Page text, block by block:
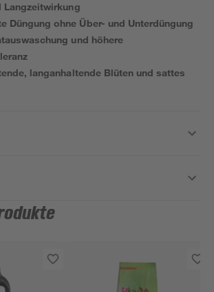
Düngung ohne Über- und Unterdüngung
und höhere
langanhaltende Blüten und sattes